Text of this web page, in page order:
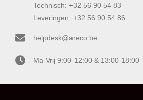
Technisch: +32 56 90 54 83
Leveringen: +32 56 90 54 86
helpdesk@areco.be
Ma-Vrij 9:00-12:00 & 13:00-18:00